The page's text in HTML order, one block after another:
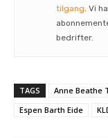
tilgang. Vi
bedrifter.
TAGS Anne Beathe
Espen Barth Eide